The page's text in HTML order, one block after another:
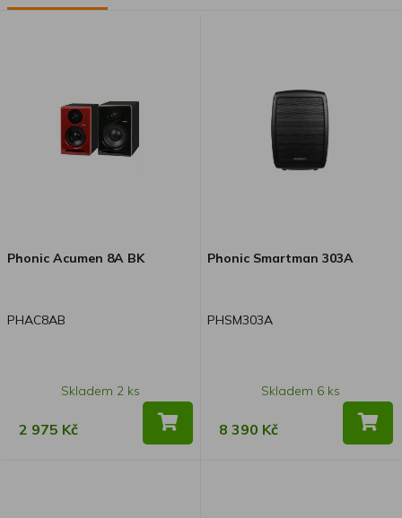
Phonic Acumen 8A BK
PHAC8AB
Skladem 2 ks
2 975 Kč
Phonic Smartman 303A
PHSM303A
Skladem 6 ks
8 390 Kč